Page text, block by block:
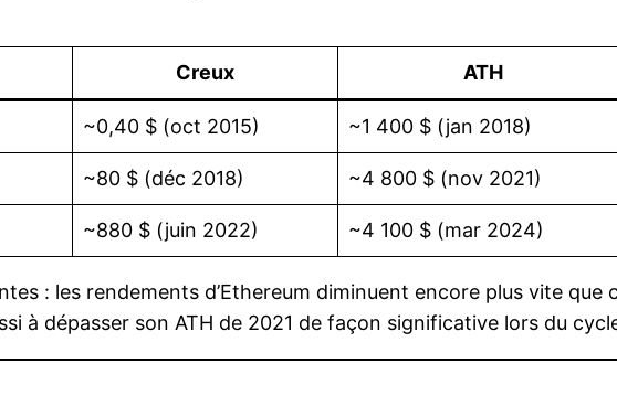
Creux ATH
~0,40 $ (oct 2015) ~1 400 $ (jan 2018)
~80 $ (déc 2018) ~4 800 $ (nov 2021)
~880 $ (juin 2022) ~4 100 $ (mar 2024)
: les rendements d’Ethereum diminuent encore plus vite
à dépasser son ATH de 2021 de façon significative lors du